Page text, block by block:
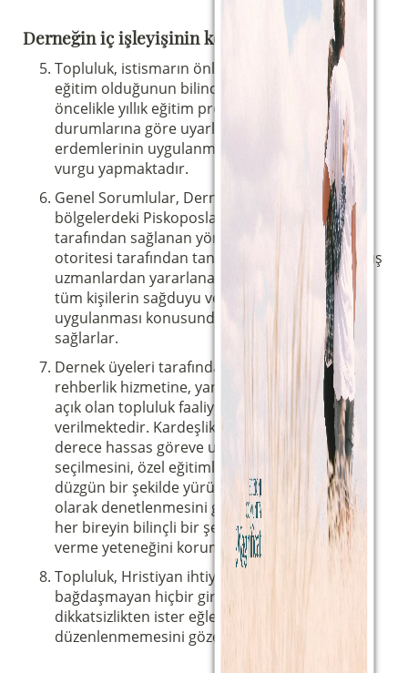
Derneğin iç işleyişinin korunması hakkında
Topluluk, istismarın önlenmesinin ilk yolunun
eğitim olduğunun bilincindedir. Bu nedenle,
öncelikle yıllık eğitim programında, yaşam
durumlarına göre uyarlanmış ihtiyat ve iffet
erdemlerinin uygulanmasına düzenli olarak
vurgu yapmaktadır.
Genel Sorumlular, Derneğin faaliyet gösterdiği
bölgelerdeki Piskoposlar Konferansları
tarafından sağlanan yönergelere uyarak, kilise
otoritesi tarafından tanınan unvanlara sahip dış
uzmanlardan yararlanarak, sorumluluk sahibi
tüm kişilerin sağduyu ve iffet erdemlerinin
uygulanması konusunda özel eğitimlerini
sağlarlar.
Dernek üyeleri tarafından yürütülen manevi
rehberlik hizmetine, yani suistimal riskine en
açık olan topluluk faaliyetine özel önem
verilmektedir. Kardeşlik Sorumluları, bu son
derece hassas göreve uygun kişilerin
seçilmesini, özel eğitimlerini ve bu hizmetin
düzgün bir şekilde yürütüldüğünün periyodik
olarak denetlenmesini gözeterek, eşlik edilen
her bireyin bilinçli bir şekilde kendi kararlarını
verme yeteneğini korumaya çalışırlar.
Topluluk, Hristiyan ihtiyatının uygulanmasıyla
bağdaşmayan hiçbir girişimin, ister salt
dikkatsizlikten ister eğlence amacıyla olsun,
düzenlenmemesini gözetir.